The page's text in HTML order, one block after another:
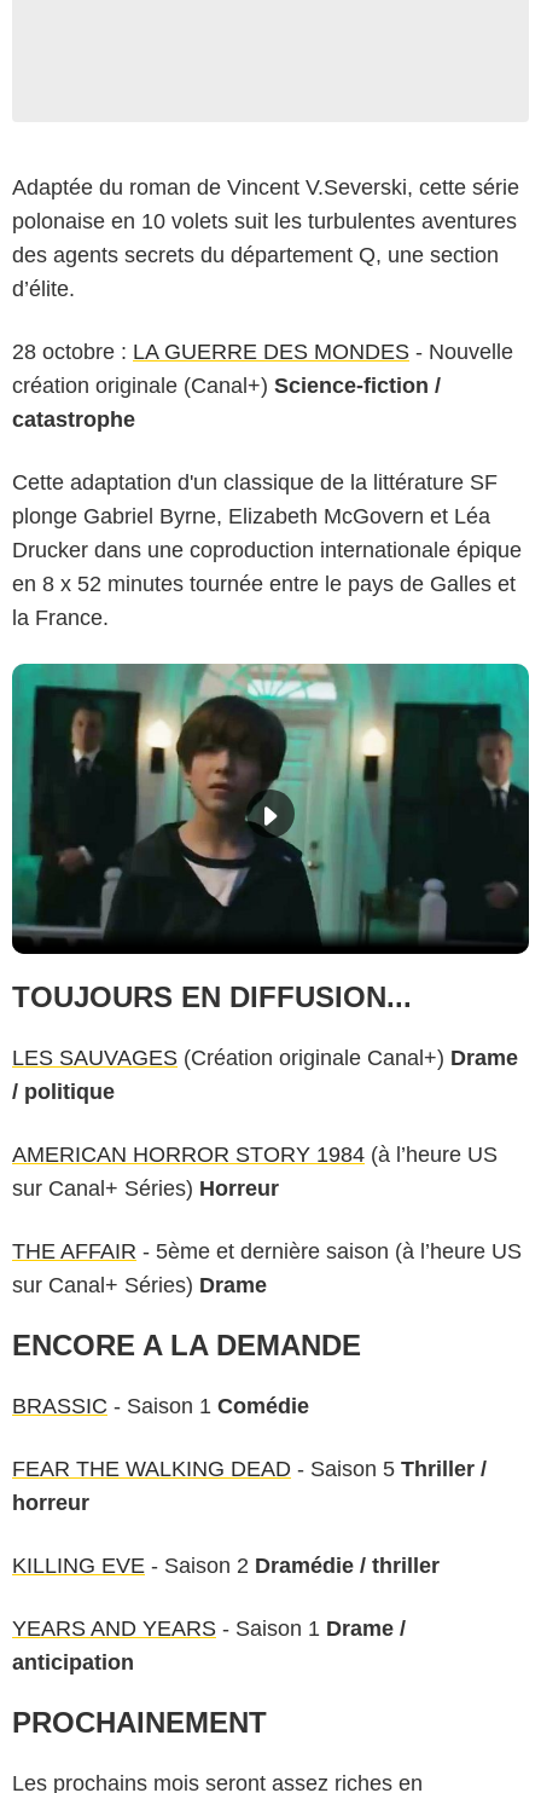
Adaptée du roman de Vincent V.Severski, cette série
polonaise en 10 volets suit les turbulentes aventures
des agents secrets du département Q, une section
d’élite.
28 octobre : LA GUERRE DES MONDES - Nouvelle
création originale (Canal+) Science-fiction /
catastrophe
Cette adaptation d'un classique de la littérature SF
plonge Gabriel Byrne, Elizabeth McGovern et Léa
Drucker dans une coproduction internationale épique
en 8 x 52 minutes tournée entre le pays de Galles et
la France.
TOUJOURS EN DIFFUSION...
LES SAUVAGES (Création originale Canal+) Drame
/ politique
AMERICAN HORROR STORY 1984 (à l’heure US
sur Canal+ Séries) Horreur
THE AFFAIR - 5ème et dernière saison (à l’heure US
sur Canal+ Séries) Drame
ENCORE A LA DEMANDE
BRASSIC - Saison 1 Comédie
FEAR THE WALKING DEAD - Saison 5 Thriller /
horreur
KILLING EVE - Saison 2 Dramédie / thriller
YEARS AND YEARS - Saison 1 Drame /
anticipation
PROCHAINEMENT
Les prochains mois seront assez riches en